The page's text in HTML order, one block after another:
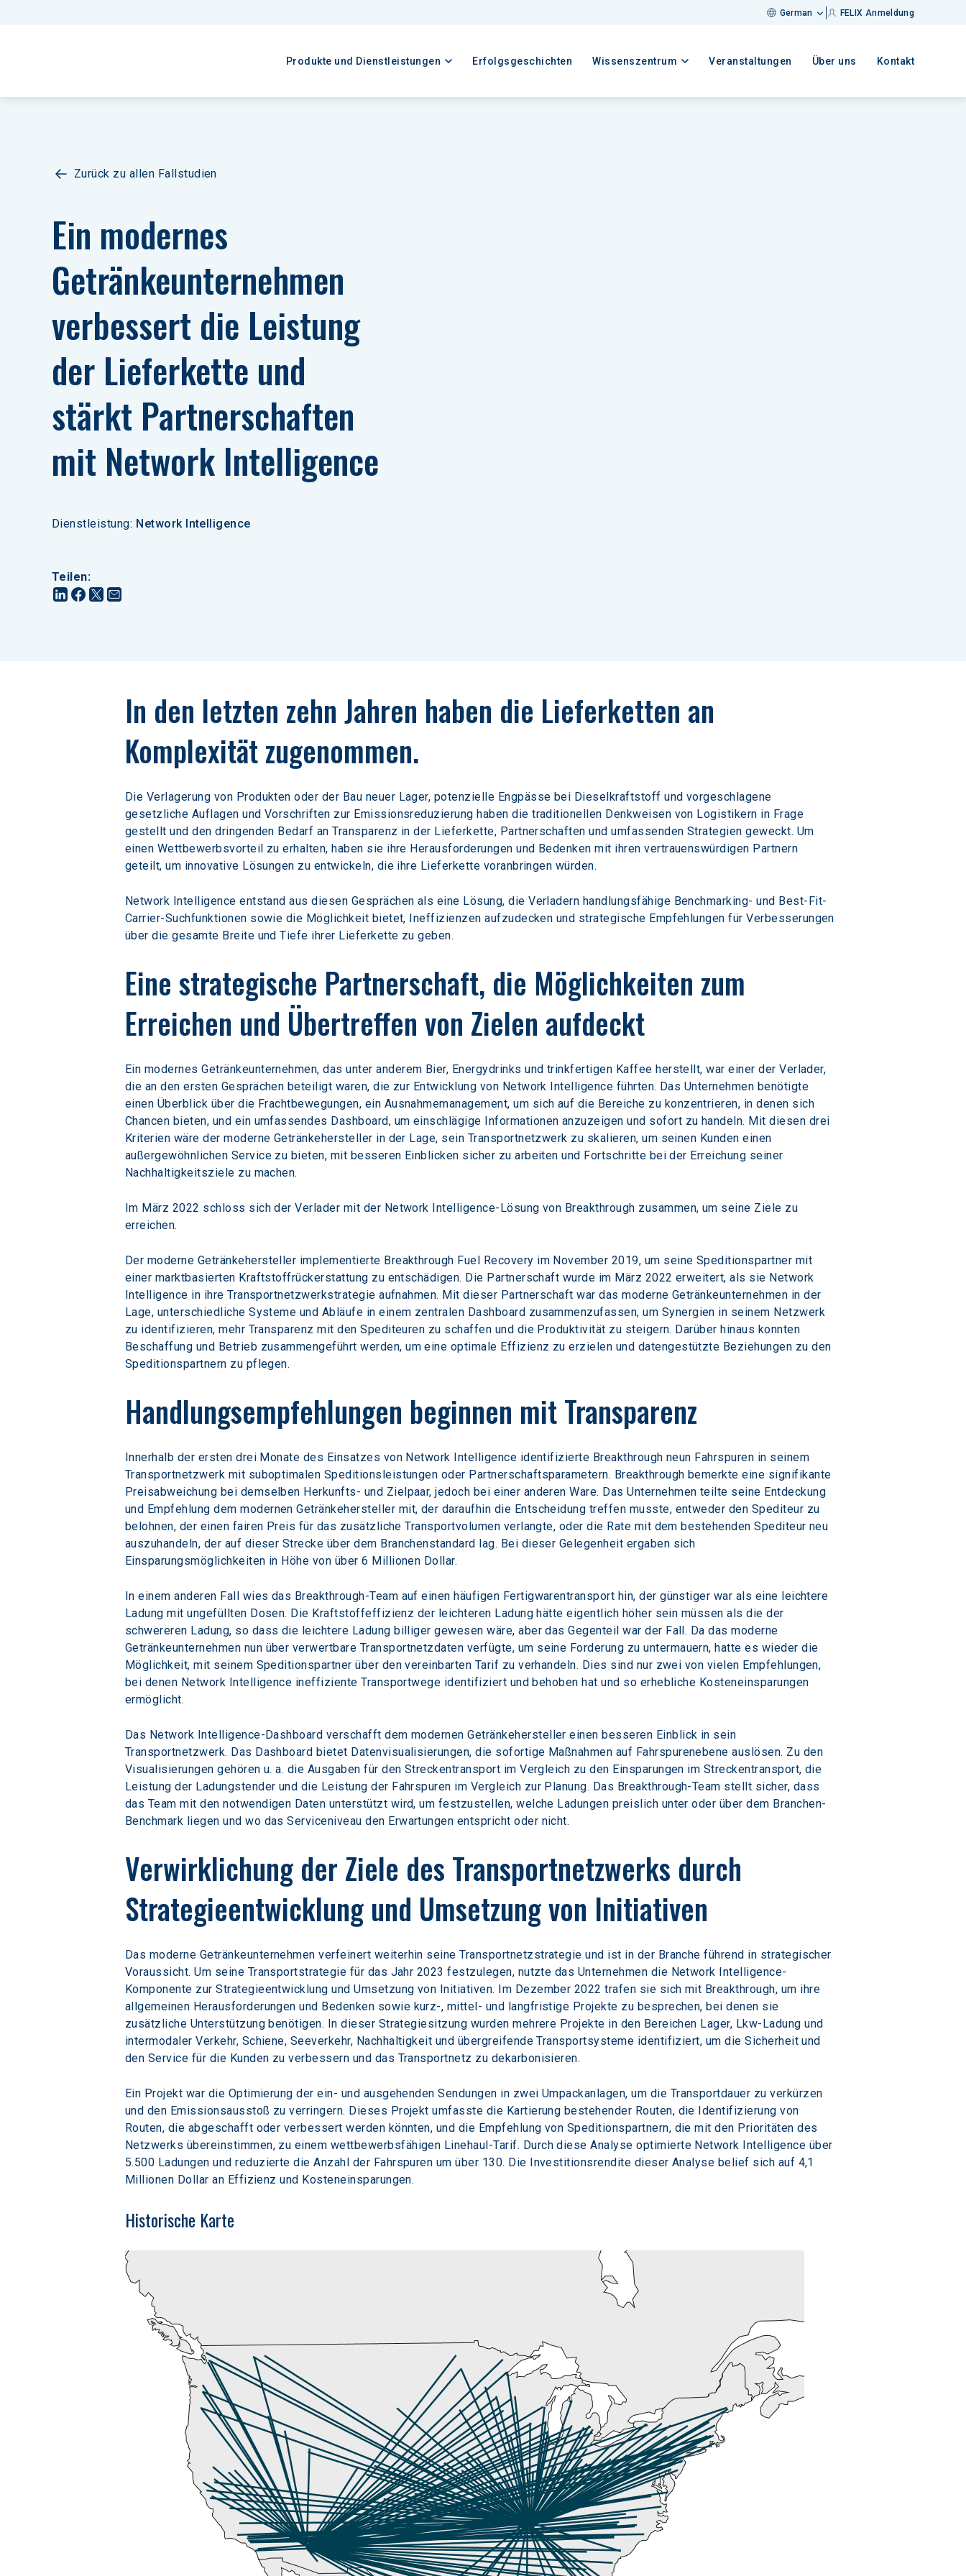
German FELIX Anmeldung
Produkte und Dienstleistungen Erfolgsgeschichten Wissenszentrum Veranstaltungen Über uns Kontakt
Zurück zu allen Fallstudien
Ein modernes
Getränkeunternehmen
verbessert die Leistung
der Lieferkette und
stärkt Partnerschaften
mit Network Intelligence
Dienstleistung: Network Intelligence
Teilen:
In den letzten zehn Jahren haben die Lieferketten an
Komplexität zugenommen.
Die Verlagerung von Produkten oder der Bau neuer Lager, potenzielle Engpässe bei Dieselkraftstoff und vorgeschlagene
gesetzliche Auflagen und Vorschriften zur Emissionsreduzierung haben die traditionellen Denkweisen von Logistikern in Frage
gestellt und den dringenden Bedarf an Transparenz in der Lieferkette, Partnerschaften und umfassenden Strategien geweckt. Um
einen Wettbewerbsvorteil zu erhalten, haben sie ihre Herausforderungen und Bedenken mit ihren vertrauenswürdigen Partnern
geteilt, um innovative Lösungen zu entwickeln, die ihre Lieferkette voranbringen würden.
Network Intelligence entstand aus diesen Gesprächen als eine Lösung, die Verladern handlungsfähige Benchmarking- und Best-Fit-
Carrier-Suchfunktionen sowie die Möglichkeit bietet, Ineffizienzen aufzudecken und strategische Empfehlungen für Verbesserungen
über die gesamte Breite und Tiefe ihrer Lieferkette zu geben.
Eine strategische Partnerschaft, die Möglichkeiten zum
Erreichen und Übertreffen von Zielen aufdeckt
Ein modernes Getränkeunternehmen, das unter anderem Bier, Energydrinks und trinkfertigen Kaffee herstellt, war einer der Verlader,
die an den ersten Gesprächen beteiligt waren, die zur Entwicklung von Network Intelligence führten. Das Unternehmen benötigte
einen Überblick über die Frachtbewegungen, ein Ausnahmemanagement, um sich auf die Bereiche zu konzentrieren, in denen sich
Chancen bieten, und ein umfassendes Dashboard, um einschlägige Informationen anzuzeigen und sofort zu handeln. Mit diesen drei
Kriterien wäre der moderne Getränkehersteller in der Lage, sein Transportnetzwerk zu skalieren, um seinen Kunden einen
außergewöhnlichen Service zu bieten, mit besseren Einblicken sicher zu arbeiten und Fortschritte bei der Erreichung seiner
Nachhaltigkeitsziele zu machen.
Im März 2022 schloss sich der Verlader mit der Network Intelligence-Lösung von Breakthrough zusammen, um seine Ziele zu
erreichen.
Der moderne Getränkehersteller implementierte Breakthrough Fuel Recovery im November 2019, um seine Speditionspartner mit
einer marktbasierten Kraftstoffrückerstattung zu entschädigen. Die Partnerschaft wurde im März 2022 erweitert, als sie Network
Intelligence in ihre Transportnetzwerkstrategie aufnahmen. Mit dieser Partnerschaft war das moderne Getränkeunternehmen in der
Lage, unterschiedliche Systeme und Abläufe in einem zentralen Dashboard zusammenzufassen, um Synergien in seinem Netzwerk
zu identifizieren, mehr Transparenz mit den Spediteuren zu schaffen und die Produktivität zu steigern. Darüber hinaus konnten
Beschaffung und Betrieb zusammengeführt werden, um eine optimale Effizienz zu erzielen und datengestützte Beziehungen zu den
Speditionspartnern zu pflegen.
Handlungsempfehlungen beginnen mit Transparenz
Innerhalb der ersten drei Monate des Einsatzes von Network Intelligence identifizierte Breakthrough neun Fahrspuren in seinem
Transportnetzwerk mit suboptimalen Speditionsleistungen oder Partnerschaftsparametern. Breakthrough bemerkte eine signifikante
Preisabweichung bei demselben Herkunfts- und Zielpaar, jedoch bei einer anderen Ware. Das Unternehmen teilte seine Entdeckung
und Empfehlung dem modernen Getränkehersteller mit, der daraufhin die Entscheidung treffen musste, entweder den Spediteur zu
belohnen, der einen fairen Preis für das zusätzliche Transportvolumen verlangte, oder die Rate mit dem bestehenden Spediteur neu
auszuhandeln, der auf dieser Strecke über dem Branchenstandard lag. Bei dieser Gelegenheit ergaben sich
Einsparungsmöglichkeiten in Höhe von über 6 Millionen Dollar.
In einem anderen Fall wies das Breakthrough-Team auf einen häufigen Fertigwarentransport hin, der günstiger war als eine leichtere
Ladung mit ungefüllten Dosen. Die Kraftstoffeffizienz der leichteren Ladung hätte eigentlich höher sein müssen als die der
schwereren Ladung, so dass die leichtere Ladung billiger gewesen wäre, aber das Gegenteil war der Fall. Da das moderne
Getränkeunternehmen nun über verwertbare Transportnetzdaten verfügte, um seine Forderung zu untermauern, hatte es wieder die
Möglichkeit, mit seinem Speditionspartner über den vereinbarten Tarif zu verhandeln. Dies sind nur zwei von vielen Empfehlungen,
bei denen Network Intelligence ineffiziente Transportwege identifiziert und behoben hat und so erhebliche Kosteneinsparungen
ermöglicht.
Das Network Intelligence-Dashboard verschafft dem modernen Getränkehersteller einen besseren Einblick in sein
Transportnetzwerk. Das Dashboard bietet Datenvisualisierungen, die sofortige Maßnahmen auf Fahrspurenebene auslösen. Zu den
Visualisierungen gehören u. a. die Ausgaben für den Streckentransport im Vergleich zu den Einsparungen im Streckentransport, die
Leistung der Ladungstender und die Leistung der Fahrspuren im Vergleich zur Planung. Das Breakthrough-Team stellt sicher, dass
das Team mit den notwendigen Daten unterstützt wird, um festzustellen, welche Ladungen preislich unter oder über dem Branchen-
Benchmark liegen und wo das Serviceniveau den Erwartungen entspricht oder nicht.
Verwirklichung der Ziele des Transportnetzwerks durch
Strategieentwicklung und Umsetzung von Initiativen
Das moderne Getränkeunternehmen verfeinert weiterhin seine Transportnetzstrategie und ist in der Branche führend in strategischer
Voraussicht. Um seine Transportstrategie für das Jahr 2023 festzulegen, nutzte das Unternehmen die Network Intelligence-
Komponente zur Strategieentwicklung und Umsetzung von Initiativen. Im Dezember 2022 trafen sie sich mit Breakthrough, um ihre
allgemeinen Herausforderungen und Bedenken sowie kurz-, mittel- und langfristige Projekte zu besprechen, bei denen sie
zusätzliche Unterstützung benötigen. In dieser Strategiesitzung wurden mehrere Projekte in den Bereichen Lager, Lkw-Ladung und
intermodaler Verkehr, Schiene, Seeverkehr, Nachhaltigkeit und übergreifende Transportsysteme identifiziert, um die Sicherheit und
den Service für die Kunden zu verbessern und das Transportnetz zu dekarbonisieren.
Ein Projekt war die Optimierung der ein- und ausgehenden Sendungen in zwei Umpackanlagen, um die Transportdauer zu verkürzen
und den Emissionsausstoß zu verringern. Dieses Projekt umfasste die Kartierung bestehender Routen, die Identifizierung von
Routen, die abgeschafft oder verbessert werden könnten, und die Empfehlung von Speditionspartnern, die mit den Prioritäten des
Netzwerks übereinstimmen, zu einem wettbewerbsfähigen Linehaul-Tarif. Durch diese Analyse optimierte Network Intelligence über
5.500 Ladungen und reduzierte die Anzahl der Fahrspuren um über 130. Die Investitionsrendite dieser Analyse belief sich auf 4,1
Millionen Dollar an Effizienz und Kosteneinsparungen.
Historische Karte